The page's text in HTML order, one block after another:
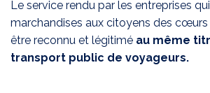
Le service rendu par les entreprises
marchandises aux citoyens des
être reconnu et légitimé au même
transport public de voyageurs.